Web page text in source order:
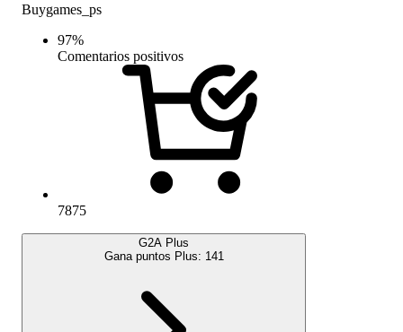
Buygames_ps
97%
Comentarios positivos
7875
G2A Plus
Gana puntos Plus: 141